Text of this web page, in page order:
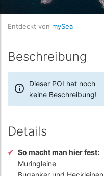
Entdeckt von mySea
Beschreibung
Dieser POI hat noch
keine Beschreibung!
Details
So macht man hier fest:
Muringleine